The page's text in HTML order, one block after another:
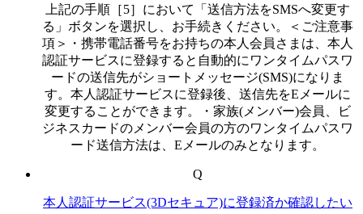
上記の手順［5］において「送信方法をSMSへ変更す
る」ボタンを選択し、お手続きください。＜ご注意事
項＞・携帯電話番号をお持ちの本人会員さまは、本人
認証サービスに登録すると自動的にワンタイムパスワ
ードの送信先がショートメッセージ(SMS)になりま
す。本人認証サービスに登録後、送信先をEメールに
変更することができます。・家族(メンバー)会員、ビ
ジネスカードのメンバー会員の方のワンタイムパスワ
ード送信方法は、Eメールのみとなります。
Q
本人認証サービス(3Dセキュア)に登録済か確認したい